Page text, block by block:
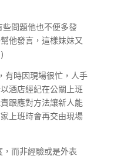
問題他也不便多發
他發言，這樣妹妹又
有時因現場很忙，人手
酒店經紀在公關上班
跟應對方法讓新人能
上班時會再交由現場
而非經驗或是外表